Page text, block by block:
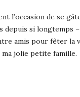
l’occasion de se
depuis si longtemps
amis pour fêter
ma jolie petite famille.